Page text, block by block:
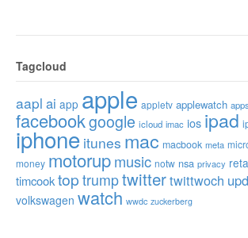
Tagcloud
aapl ai app apple appletv applewatch apps
facebookgoogle icloud imac ios ipad
iphone itunes mac macbook meta
money motorupmusic notw nsa privacy
timcooktop trumptwittertwittwoch
volkswagen watch wwdc zuckerberg